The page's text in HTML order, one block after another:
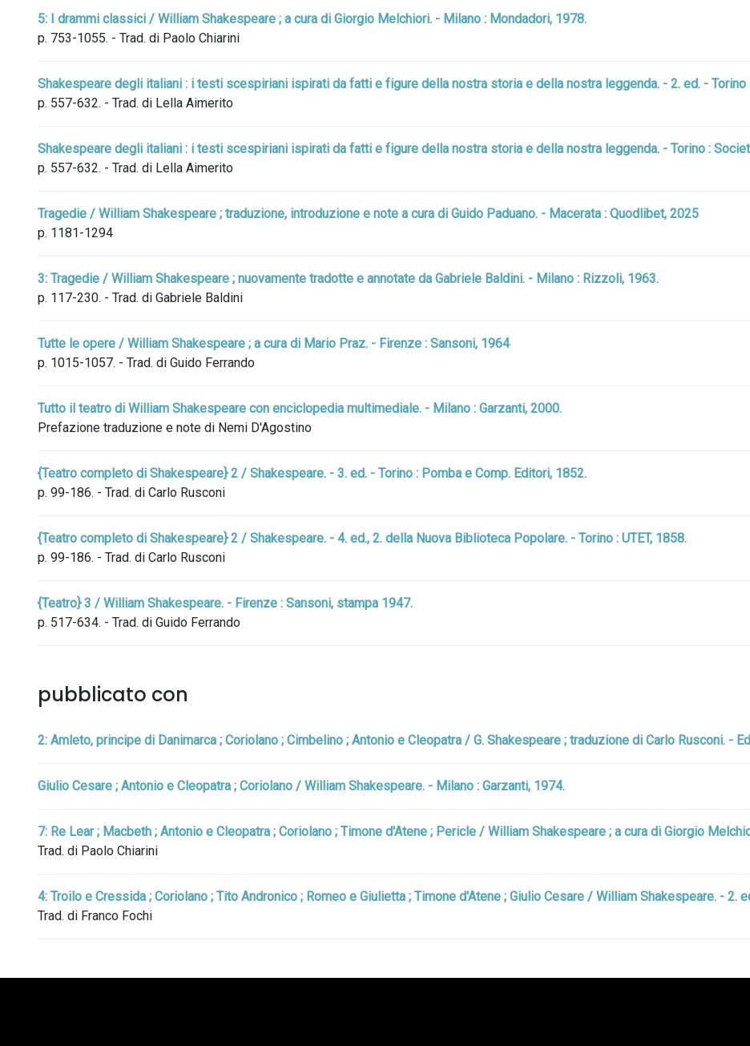
5: I drammi classici / William Shakespeare ; a cura di Giorgio Melchiori. - Milano : Mondadori, 1978.
p. 753-1055. - Trad. di Paolo Chiarini
Shakespeare degli italiani : i testi scespiriani ispirati da fatti e figure della nostra storia e della nostra leggenda. - 2. ed. -
p. 557-632. - Trad. di Lella Aimerito
Shakespeare degli italiani : i testi scespiriani ispirati da fatti e figure della nostra storia e della nostra leggenda. - Torino :
p. 557-632. - Trad. di Lella Aimerito
Tragedie / William Shakespeare ; traduzione, introduzione e note a cura di Guido Paduano. - Macerata : Quodlibet, 2025
p. 1181-1294
3: Tragedie / William Shakespeare ; nuovamente tradotte e annotate da Gabriele Baldini. - Milano : Rizzoli, 1963.
p. 117-230. - Trad. di Gabriele Baldini
Tutte le opere / William Shakespeare ; a cura di Mario Praz. - Firenze : Sansoni, 1964
p. 1015-1057. - Trad. di Guido Ferrando
Tutto il teatro di William Shakespeare con enciclopedia multimediale. - Milano : Garzanti, 2000.
Prefazione traduzione e note di Nemi D'Agostino
{Teatro completo di Shakespeare} 2 / Shakespeare. - 3. ed. - Torino : Pomba e Comp. Editori, 1852.
p. 99-186. - Trad. di Carlo Rusconi
{Teatro completo di Shakespeare} 2 / Shakespeare. - 4. ed., 2. della Nuova Biblioteca Popolare. - Torino : UTET, 1858.
p. 99-186. - Trad. di Carlo Rusconi
{Teatro} 3 / William Shakespeare. - Firenze : Sansoni, stampa 1947.
p. 517-634. - Trad. di Guido Ferrando
pubblicato con
2: Amleto, principe di Danimarca ; Coriolano ; Cimbelino ; Antonio e Cleopatra / G. Shakespeare ; traduzione di Carlo Rusconi. -
Giulio Cesare ; Antonio e Cleopatra ; Coriolano / William Shakespeare. - Milano : Garzanti, 1974.
7: Re Lear ; Macbeth ; Antonio e Cleopatra ; Coriolano ; Timone d'Atene ; Pericle / William Shakespeare ; a cura di Giorgio
Trad. di Paolo Chiarini
4: Troilo e Cressida ; Coriolano ; Tito Andronico ; Romeo e Giulietta ; Timone d'Atene ; Giulio Cesare / William Shakespeare. - 2.
Trad. di Franco Fochi